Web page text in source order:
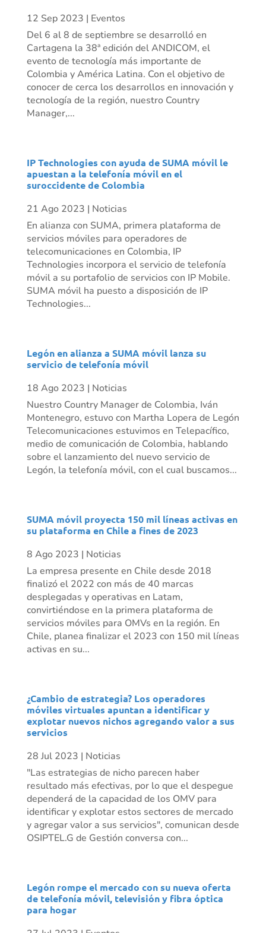
12 Sep 2023 | Eventos
Del 6 al 8 de septiembre se desarrolló en
Cartagena la 38ª edición del ANDICOM, el
evento de tecnología más importante de
Colombia y América Latina. Con el objetivo de
conocer de cerca los desarrollos en innovación y
tecnología de la región, nuestro Country
Manager,...
IP Technologies con ayuda de SUMA móvil le
apuestan a la telefonía móvil en el
suroccidente de Colombia
21 Ago 2023 | Noticias
En alianza con SUMA, primera plataforma de
servicios móviles para operadores de
telecomunicaciones en Colombia, IP
Technologies incorpora el servicio de telefonía
móvil a su portafolio de servicios con IP Mobile.
SUMA móvil ha puesto a disposición de IP
Technologies...
Legón en alianza a SUMA móvil lanza su
servicio de telefonía móvil
18 Ago 2023 | Noticias
Nuestro Country Manager de Colombia, Iván
Montenegro, estuvo con Martha Lopera de Legón
Telecomunicaciones estuvimos en Telepacífico,
medio de comunicación de Colombia, hablando
sobre el lanzamiento del nuevo servicio de
Legón, la telefonía móvil, con el cual buscamos...
SUMA móvil proyecta 150 mil líneas activas en
su plataforma en Chile a fines de 2023
8 Ago 2023 | Noticias
La empresa presente en Chile desde 2018
finalizó el 2022 con más de 40 marcas
desplegadas y operativas en Latam,
convirtiéndose en la primera plataforma de
servicios móviles para OMVs en la región. En
Chile, planea finalizar el 2023 con 150 mil líneas
activas en su...
¿Cambio de estrategia? Los operadores
móviles virtuales apuntan a identificar y
explotar nuevos nichos agregando valor a sus
servicios
28 Jul 2023 | Noticias
"Las estrategias de nicho parecen haber
resultado más efectivas, por lo que el despegue
dependerá de la capacidad de los OMV para
identificar y explotar estos sectores de mercado
y agregar valor a sus servicios", comunican desde
OSIPTEL.G de Gestión conversa con...
Legón rompe el mercado con su nueva oferta
de telefonía móvil, televisión y fibra óptica
para hogar